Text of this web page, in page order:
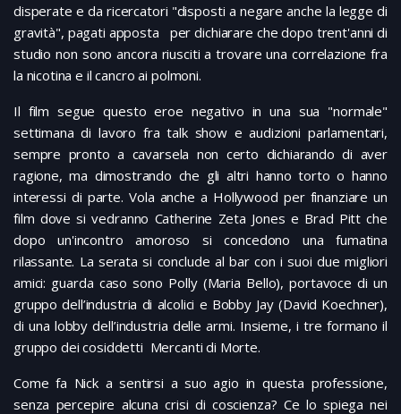
disperate e da ricercatori "disposti a negare anche la legge di
gravità", pagati apposta per dichiarare che dopo trent'anni di
studio non sono ancora riusciti a trovare una correlazione fra
la nicotina e il cancro ai polmoni.
Il film segue questo eroe negativo in una sua "normale"
settimana di lavoro fra talk show e audizioni parlamentari,
sempre pronto a cavarsela non certo dichiarando di aver
ragione, ma dimostrando che gli altri hanno torto o hanno
interessi di parte. Vola anche a Hollywood per finanziare un
film dove si vedranno Catherine Zeta Jones e Brad Pitt che
dopo un'incontro amoroso si concedono una fumatina
rilassante. La serata si conclude al bar con i suoi due migliori
amici: guarda caso sono Polly (Maria Bello), portavoce di un
gruppo dell’industria di alcolici e Bobby Jay (David Koechner),
di una lobby dell’industria delle armi. Insieme, i tre formano il
gruppo dei cosiddetti Mercanti di Morte.
Come fa Nick a sentirsi a suo agio in questa professione,
senza percepire alcuna crisi di coscienza? Ce lo spiega nei